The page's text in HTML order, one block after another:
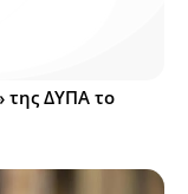
της ΔΥΠΑ το